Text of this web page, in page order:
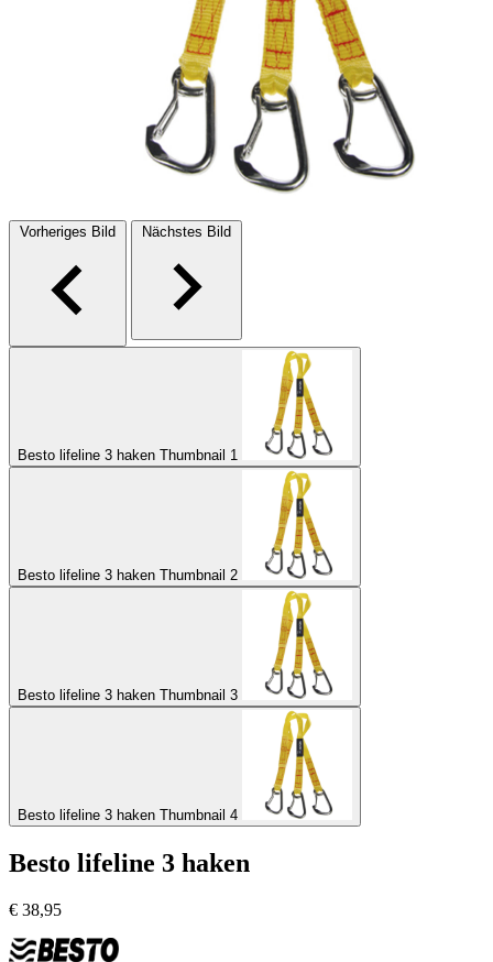
Vorheriges Bild Nächstes Bild
Besto lifeline 3 haken Thumbnail 1
Besto lifeline 3 haken Thumbnail 2
Besto lifeline 3 haken Thumbnail 3
Besto lifeline 3 haken Thumbnail 4
Besto lifeline 3 haken
€ 38,95